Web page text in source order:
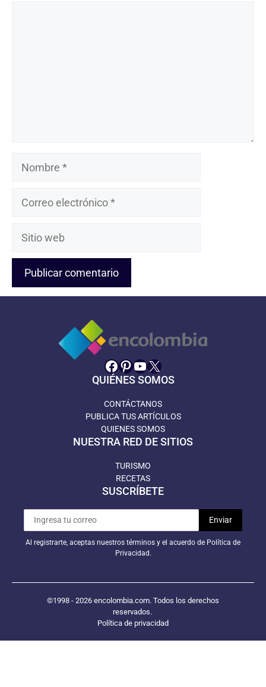
Nombre
Sitio
Facebook
Pinterest
YouTube
X
QUIÉNES SOMOS
CONTÁCTANOS
PUBLICA TUS ARTÍCULOS
QUIENES SOMOS
NUESTRA RED DE SITIOS
TURISMO
RECETAS
SUSCRÍBETE
Al registrarte, aceptas nuestros términos y el acuerdo de Política de
Privacidad.
©1998 - 2026 encolombia.com. Todos los derechos
reservados.
Política de privacidad